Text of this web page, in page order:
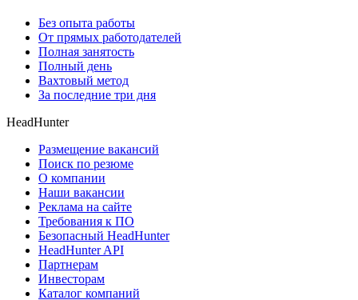
Без опыта работы
От прямых работодателей
Полная занятость
Полный день
Вахтовый метод
За последние три дня
HeadHunter
Размещение вакансий
Поиск по резюме
О компании
Наши вакансии
Реклама на сайте
Требования к ПО
Безопасный HeadHunter
HeadHunter API
Партнерам
Инвесторам
Каталог компаний